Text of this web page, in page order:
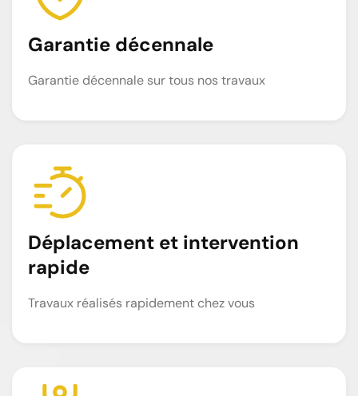
Garantie décennale
Garantie décennale sur tous nos travaux
Déplacement et intervention
rapide
Travaux réalisés rapidement chez vous